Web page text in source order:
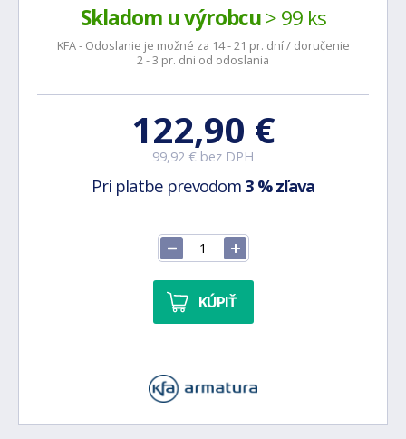
Skladom u výrobcu> 99 ks
KFA - Odoslanie je možné za 14 - 21 pr. dní / doručenie
2 - 3 pr. dni od odoslania
122,90 €
99,92 € bez DPH
Pri platbe prevodom 3 % zľava
KÚPIŤ